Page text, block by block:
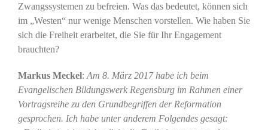
Zwangssystemen zu befreien. Was das bedeutet, können sich
im „Westen“ nur wenige Menschen vorstellen. Wie haben Sie
sich die Freiheit erarbeitet, die Sie für Ihr Engagement
brauchten?
Markus Meckel: Am 8. März 2017 habe ich beim
Evangelischen Bildungswerk Regensburg im Rahmen einer
Vortragsreihe zu den Grundbegriffen der Reformation
gesprochen. Ich habe unter anderem Folgendes gesagt: